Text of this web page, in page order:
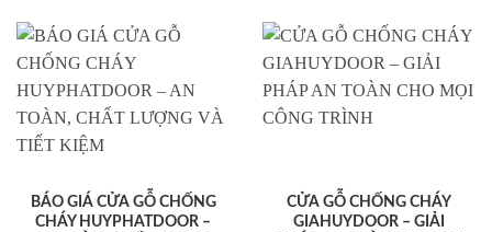
BÁO GIÁ CỬA GỖ CHỐNG
CHÁY HUYPHATDOOR –
CỬA GỖ CHỐNG CHÁY
GIAHUYDOOR – GIẢI